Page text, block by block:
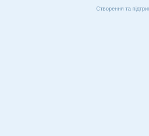
Створення та